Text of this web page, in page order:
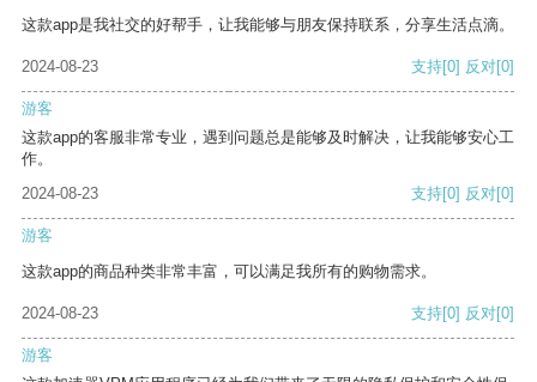
这款app是我社交的好帮手，让我能够与朋友保持联系，分享生活点滴。
2024-08-23 支持[0] 反对[0]
游客
这款app的客服非常专业，遇到问题总是能够及时解决，让我能够安心工
作。
2024-08-23
支持[0] 反对[0]
游客
这款app的商品种类非常丰富，可以满足我所有的购物需求。
2024-08-23 支持[0] 反对[0]
游客